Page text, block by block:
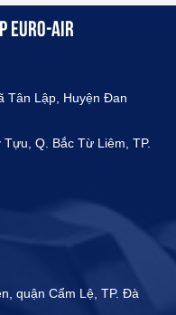
EURO-AIR
Tân Lập, Huyện Đan
Q. Bắc Từ Liêm, TP.
quận Cẩm Lệ, TP. Đà